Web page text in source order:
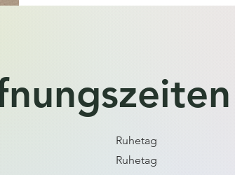
Ruhetag
Ruhetag